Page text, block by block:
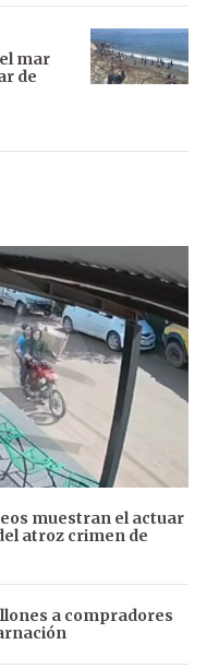
mar
de
muestran el actuar
atroz crimen de
a compradores